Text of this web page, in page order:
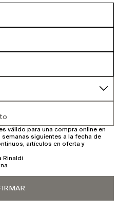
válido para una compra online en
siguientes a la fecha de
artículos en oferta y
Rinaldi